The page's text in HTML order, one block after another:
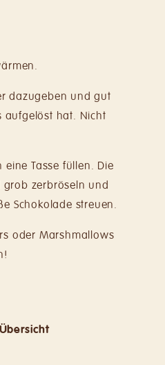
dazugeben und gut
aufgelöst hat. Nicht
eine Tasse füllen. Die
grob zerbröseln und
Schokolade streuen.
oder Marshmallows